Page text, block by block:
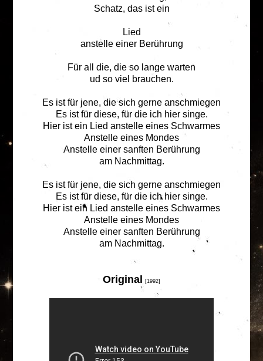
Schatz, das ist ein
Lied
anstelle einer Berührung
Für all die, die so lange warten
ud so viel brauchen.
Es ist für jene, die sich gerne anschmiegen
Es ist für diese, für die ich hier singe.
Hier ist ein Lied anstelle eines Schwarmes
Anstelle eines Mondes
Anstelle einer sanften Berührung
am Nachmittag.
Es ist für jene, die sich gerne anschmiegen
Es ist für diese, für die ich hier singe.
Hier ist ein Lied anstelle eines Schwarmes
Anstelle eines Mondes
Anstelle einer sanften Berührung
am Nachmittag.
Original [1992]